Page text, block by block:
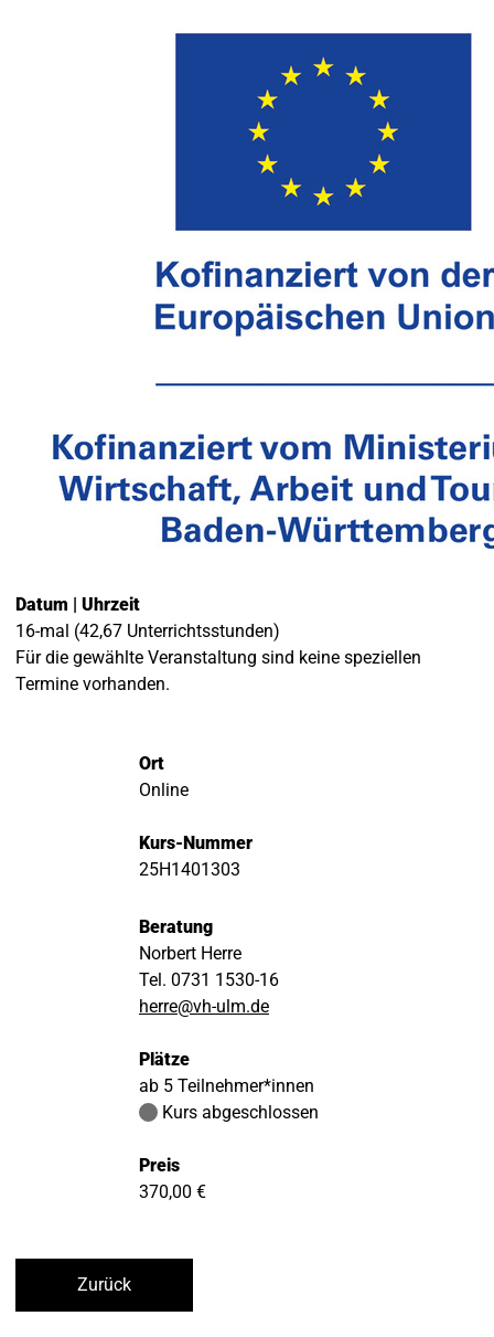
Datum | Uhrzeit
16-mal (42,67 Unterrichtsstunden)
Für die gewählte Veranstaltung sind keine speziellen
Termine vorhanden.
Ort
Online
Kurs-Nummer
25H1401303
Beratung
Norbert Herre
Tel. 0731 1530-16
herre@vh-ulm.de
Plätze
ab 5 Teilnehmer*innen
Kurs abgeschlossen
Preis
370,00 €
Zurück